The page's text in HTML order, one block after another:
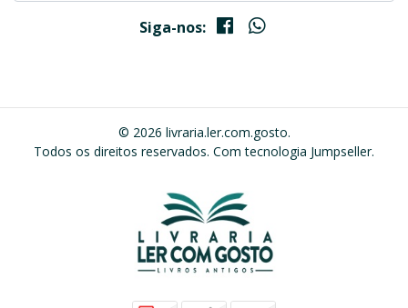
Siga-nos:
© 2026 livraria.ler.com.gosto.
Todos os direitos reservados. Com tecnologia Jumpseller.